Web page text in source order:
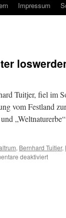
Impressum
Tuitjer, fiel im
vom Festland
, Bernhard Tuitjer,
deaktiviertfür